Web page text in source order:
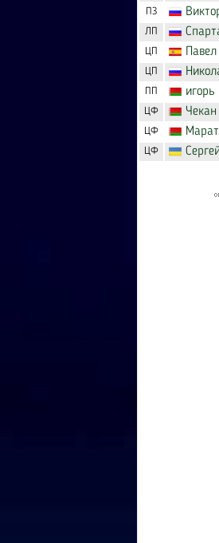
ПЗ
ЛП
ЦП Павел
ЦП
ПП игорь
ЦФ Чекан
ЦФ Марат
ЦФ